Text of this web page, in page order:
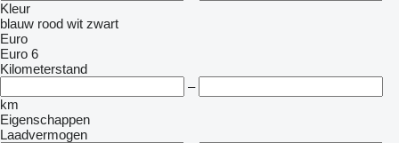
Kleur
blauw rood wit zwart
Euro
Euro 6
Kilometerstand
–
km
Eigenschappen
Laadvermogen